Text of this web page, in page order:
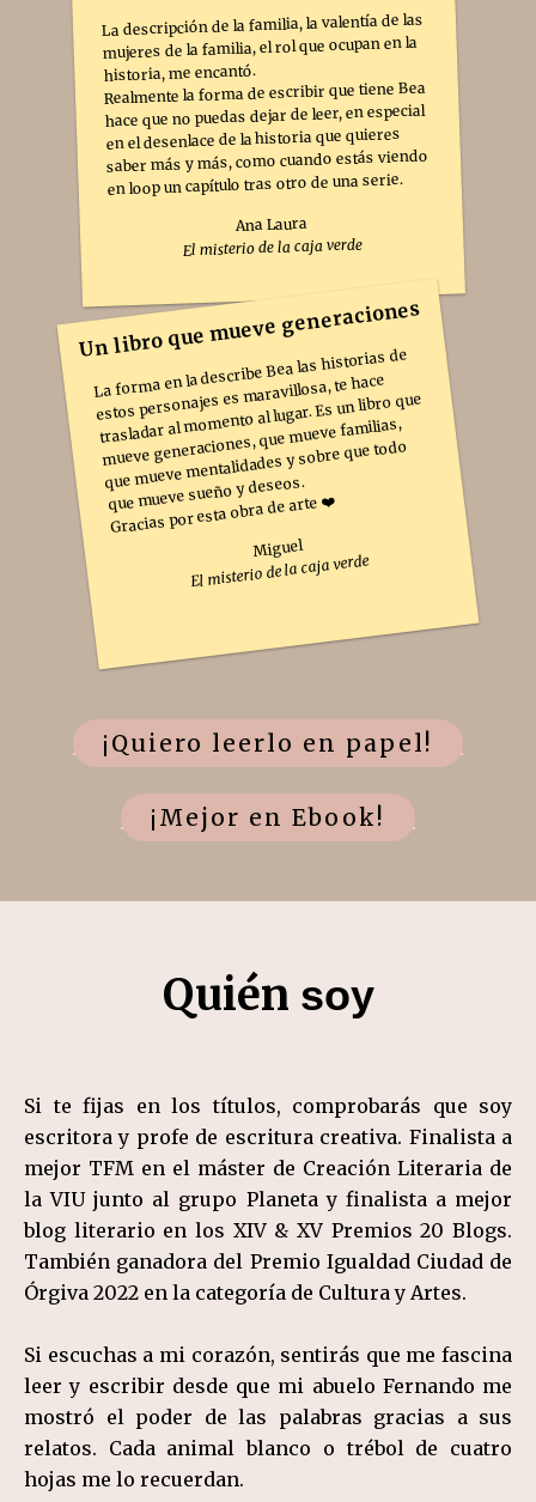
La descripción de la familia, la valentía de las
mujeres de la familia, el rol que ocupan en la
historia, me encantó.
Realmente la forma de escribir que tiene Bea
hace que no puedas dejar de leer, en especial
en el desenlace de la historia que quieres
saber más y más, como cuando estás viendo
en loop un capítulo tras otro de una serie.
Ana Laura
El misterio de la caja verde
Un libro que mueve generaciones
La forma en la describe Bea las historias de
estos personajes es maravillosa, te hace
trasladar al momento al lugar. Es un libro que
mueve generaciones, que mueve familias,
que mueve mentalidades y sobre que todo
que mueve sueño y deseos.
Gracias por esta obra de arte ❤️
Miguel
El misterio de la caja verde
¡Quiero leerlo en papel!
¡Mejor en Ebook!
Quién soy
Si te fijas en los títulos, comprobarás que soy
escritora y profe de escritura creativa. Finalista a
mejor TFM en el máster de Creación Literaria de
la VIU junto al grupo Planeta y finalista a mejor
blog literario en los XIV & XV Premios 20 Blogs.
También ganadora del Premio Igualdad Ciudad de
Órgiva 2022 en la categoría de Cultura y Artes.
Si escuchas a mi corazón, sentirás que me fascina
leer y escribir desde que mi abuelo Fernando me
mostró el poder de las palabras gracias a sus
relatos. Cada animal blanco o trébol de cuatro
hojas me lo recuerdan.